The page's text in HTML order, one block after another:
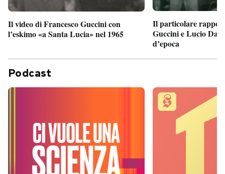
Il video di Francesco Guccini con
l’eskimo «a Santa Lucia» nel 1965
Il particolare
Guccini e Lucio
d’epoca
Podcast